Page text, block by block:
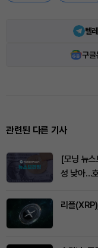
텔
구글
관련된 다른 기사
[모닝 뉴
성 낮아…
리플